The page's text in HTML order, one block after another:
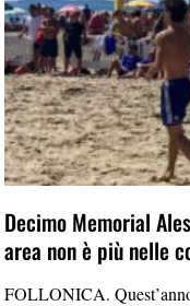
Decimo Memorial
area non è più nelle
FOLLONICA.